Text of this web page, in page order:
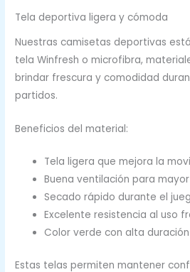
Tela deportiva ligera y cómoda
Nuestras camisetas deportivas
tela Winfresh o microfibra,
brindar frescura y comodidad
partidos.
Beneficios del material:
Tela ligera que mejora la
Buena ventilación para
Secado rápido durante el
Excelente resistencia al uso
Color verde con alta
Estas telas permiten mantener